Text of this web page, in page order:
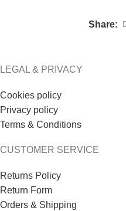
Share:
LEGAL & PRIVACY
Cookies policy
Privacy policy
Terms & Conditions
CUSTOMER SERVICE
Returns Policy
Return Form
Orders & Shipping